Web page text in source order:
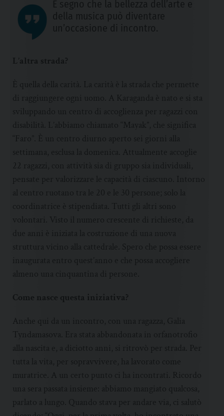
almeno una cinquantina di persone.
Come nasce questa iniziativa?
Anche qui da un incontro, con una ragazza, Galia
Tyndamasova. Era stata abbandonata in orfanotrofio
alla nascita e, a diciotto anni, si ritrovò per strada. Per
tutta la vita, per sopravvivere, ha lavorato come
muratrice. A un certo punto ci ha incontrati. Ricordo
una sera passata insieme: abbiamo mangiato qualcosa,
parlato a lungo. Quando stava per andare via, ci salutò